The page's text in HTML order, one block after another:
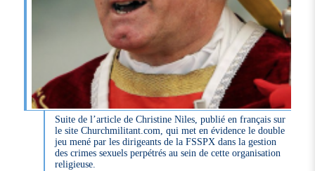
Suite de l’article de Christine Niles, publié en français sur
le site Churchmilitant.com, qui met en évidence le double
jeu mené par les dirigeants de la FSSPX dans la gestion
des crimes sexuels perpétrés au sein de cette organisation
religieuse.